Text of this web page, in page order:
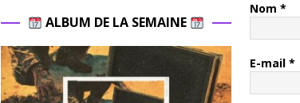
ALBUM DE LA SEMAINE
Nom *
E-mail *